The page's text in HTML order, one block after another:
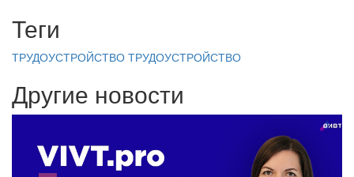
Теги
ТРУДОУСТРОЙСТВО ТРУДОУСТРОЙСТВО
Другие новости